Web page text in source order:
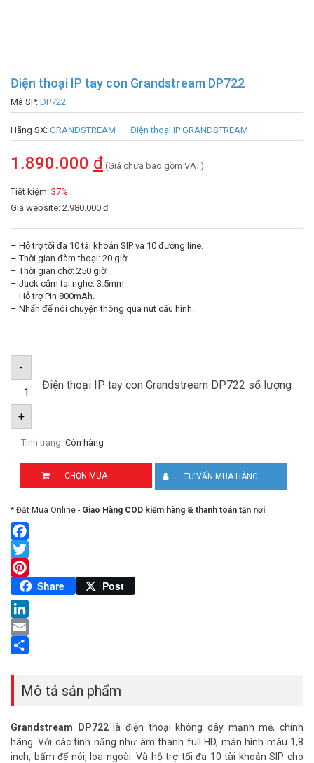
Điện thoại IP tay con Grandstream DP722
Mã SP: DP722
Hãng SX: GRANDSTREAM Điện thoại IP GRANDSTREAM
1.890.000 đ (Giá chưa bao gồm VAT)
Tiết kiệm: 37%
Giá website: 2.980.000 đ
– Hỗ trợ tối đa 10 tài khoản SIP và 10 đường line.
– Thời gian đàm thoại: 20 giờ.
– Thời gian chờ: 250 giờ.
– Jack cắm tai nghe: 3.5mm.
– Hỗ trợ Pin 800mAh.
– Nhấn để nói chuyện thông qua nút cấu hình.
-
Điện thoại IP tay con Grandstream DP722 số lượng
+
Tình trạng: Còn hàng
CHỌN MUA TƯ VẤN MUA HÀNG
* Đặt Mua Online - Giao Hàng COD kiểm hàng & thanh toán tận nơi
Facebook
Twitter
Pinterest
Share Post
LinkedIn
Email
Mô tả sản phẩm
Grandstream DP722là điện thoại không dây mạnh mẽ, chính
hãng. Với các tính năng như âm thanh full HD, màn hình màu 1,8
inch, bấm để nói, loa ngoài. Và hỗ trợ tối đa 10 tài khoản SIP cho